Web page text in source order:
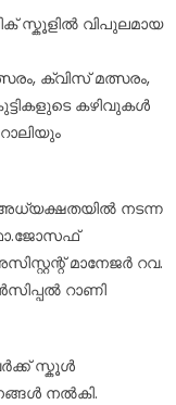
സ്കൂളിൽ വിപുലമായ
ക്വിസ് മത്സരം,
കഴിവുകൾ
അധ്യക്ഷതയിൽ നടന്ന
മാനേജർ റവ.
റാണി
സ്കൂൾ
നൽകി.